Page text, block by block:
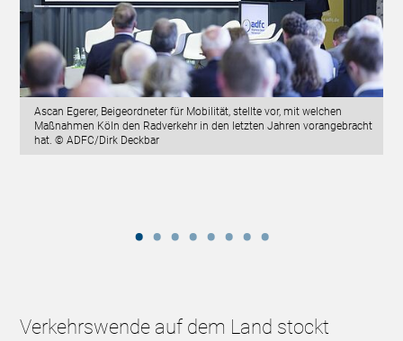
Ascan Egerer, Beigeordneter für Mobilität, stellte vor, mit welchen
Maßnahmen Köln den Radverkehr in den letzten Jahren vorangebracht
hat. © ADFC/Dirk Deckbar
Verkehrswende auf dem Land stockt